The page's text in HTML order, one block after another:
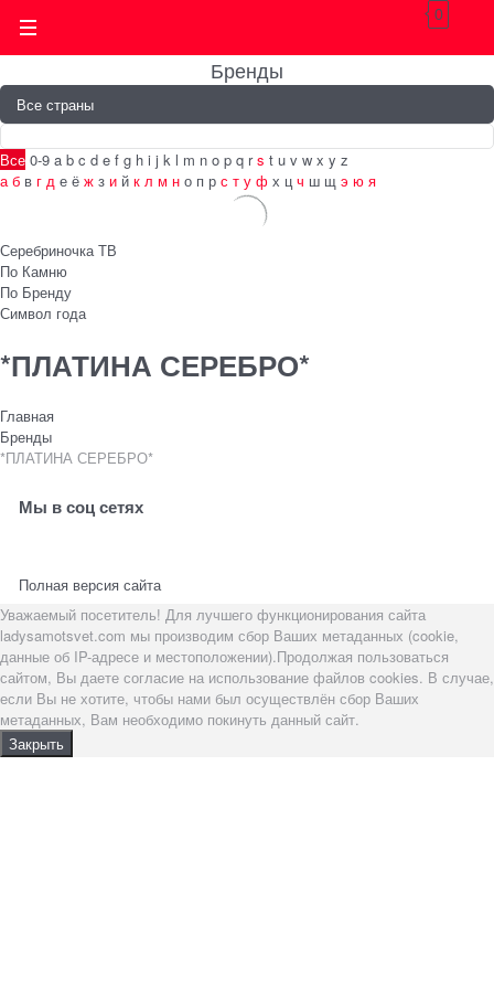
0
Бренды
Все 0-9 a b c d e f g h i j k l m n o p q r s t u v w x y z
аб в г д е ё ж з и й к л м н о п р с т у ф х ц ч ш щ э ю я
Серебриночка ТВ
По Камню
По Бренду
Символ года
*ПЛАТИНА СЕРЕБРО*
Главная
Бренды
*ПЛАТИНА СЕРЕБРО*
Мы в соц сетях
Полная версия сайта
Уважаемый посетитель! Для лучшего функционирования сайта
ladysamotsvet.com мы производим сбор Ваших метаданных (cookie,
данные об IP-адресе и местоположении).Продолжая пользоваться
сайтом, Вы даете согласие на использование файлов cookies. В случае,
если Вы не хотите, чтобы нами был осуществлён сбор Ваших
метаданных, Вам необходимо покинуть данный сайт.
Закрыть